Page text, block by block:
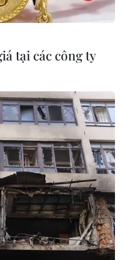
bảo
mới
tại các công ty